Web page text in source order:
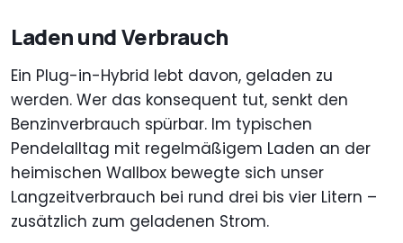
Laden und Verbrauch
Ein Plug-in-Hybrid lebt davon, geladen zu
werden. Wer das konsequent tut, senkt den
Benzinverbrauch spürbar. Im typischen
Pendelalltag mit regelmäßigem Laden an der
heimischen Wallbox bewegte sich unser
Langzeitverbrauch bei rund drei bis vier Litern –
zusätzlich zum geladenen Strom.